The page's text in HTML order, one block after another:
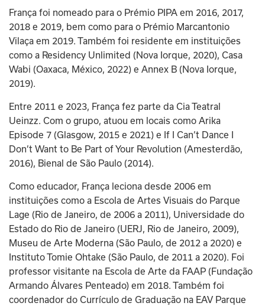
França foi nomeado para o Prémio PIPA em 2016, 2017,
2018 e 2019, bem como para o Prémio Marcantonio
Vilaça em 2019. Também foi residente em instituições
como a Residency Unlimited (Nova Iorque, 2020), Casa
Wabi (Oaxaca, México, 2022) e Annex B (Nova Iorque,
2019).
Entre 2011 e 2023, França fez parte da Cia Teatral
Ueinzz. Com o grupo, atuou em locais como Arika
Episode 7 (Glasgow, 2015 e 2021) e If I Can’t Dance I
Don’t Want to Be Part of Your Revolution (Amesterdão,
2016), Bienal de São Paulo (2014).
Como educador, França leciona desde 2006 em
instituições como a Escola de Artes Visuais do Parque
Lage (Rio de Janeiro, de 2006 a 2011), Universidade do
Estado do Rio de Janeiro (UERJ, Rio de Janeiro, 2009),
Museu de Arte Moderna (São Paulo, de 2012 a 2020) e
Instituto Tomie Ohtake (São Paulo, de 2011 a 2020). Foi
professor visitante na Escola de Arte da FAAP (Fundação
Armando Álvares Penteado) em 2018. Também foi
coordenador do Currículo de Graduação na EAV Parque